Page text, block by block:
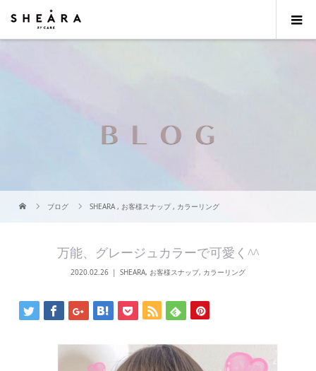
ブログ SHEARA , お客様スナップ , カラーリング
万能、グレージュカラーで可愛く^^
2020.02.26 SHEARA, お客様スナップ, カラーリング